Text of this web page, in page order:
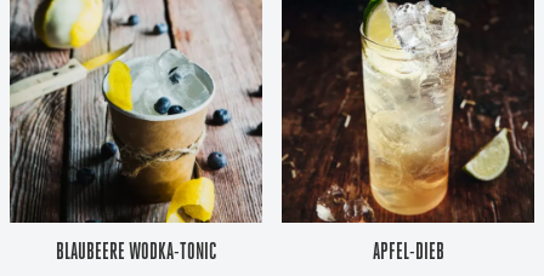
BLAUBEERE WODKA-TONIC APFEL-DIEB